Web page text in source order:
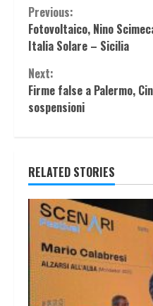
Continue
Reading
Previous:
Fotovoltaico, Nino
Italia Solare – Sicilia
Next:
Firme false a Palermo,
sospensioni
RELATED STORIES